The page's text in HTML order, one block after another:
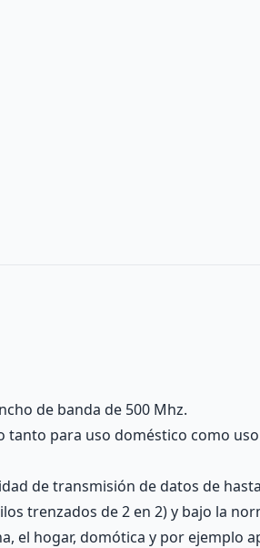
de banda de 500 Mhz.
tanto para uso doméstico como
de transmisión de datos de
trenzados de 2 en 2) y bajo la
el hogar, domótica y por ejemplo